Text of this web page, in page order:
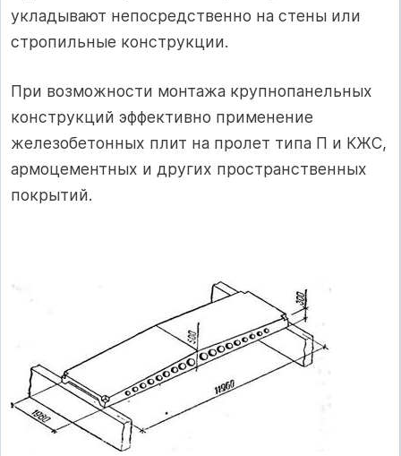
укладывают непосредственно на стены или
стропильные конструкции.
При возможности монтажа крупнопанельных
конст­рукций эффективно применение
железобетонных плит на пролет типа П и КЖС,
армоцементных и других пространственных
покрытий.